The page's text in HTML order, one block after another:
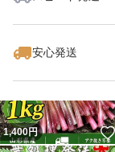
安心発送
1,400円